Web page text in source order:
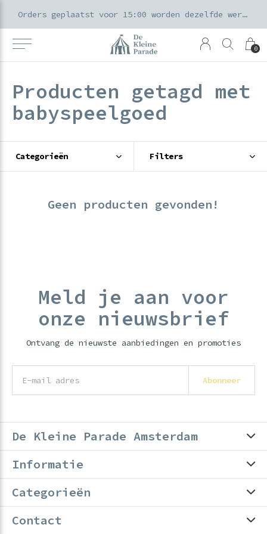
0
Orders geplaatst voor 15:00 worden dezelfde werkdag verzonden
Producten getagd met
babyspeelgoed
Categorieën Filters
Geen producten gevonden!
Meld je aan voor
onze nieuwsbrief
Ontvang de nieuwste aanbiedingen en promoties
Abonneer
De Kleine Parade Amsterdam
Informatie
Categorieën
Contact